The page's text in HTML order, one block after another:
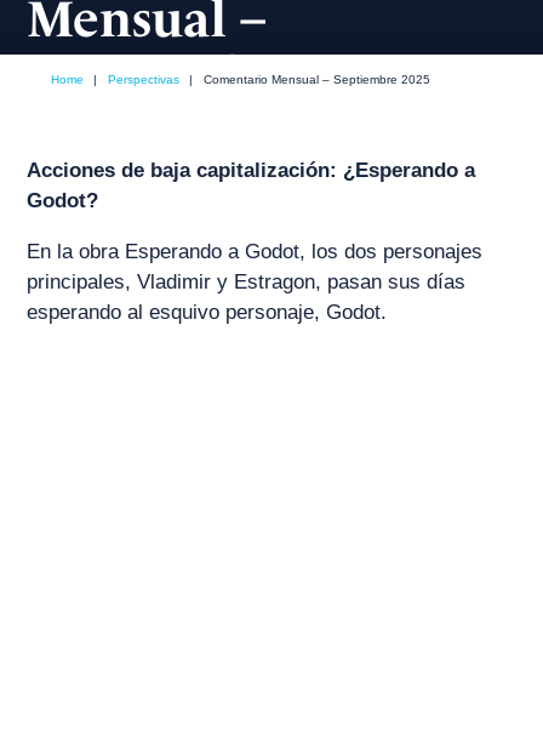
Mensual –
Septiembre 2025
Home | Perspectivas | Comentario Mensual – Septiembre 2025
Acciones de baja capitalización: ¿Esperando a
Godot?
En la obra Esperando a Godot, los dos personajes
principales, Vladimir y Estragon, pasan sus días
esperando al esquivo personaje, Godot.